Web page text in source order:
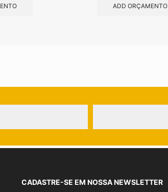
ADD ORÇAMENTO
CADASTRE-SE EM NOSSA NEWSLETTER